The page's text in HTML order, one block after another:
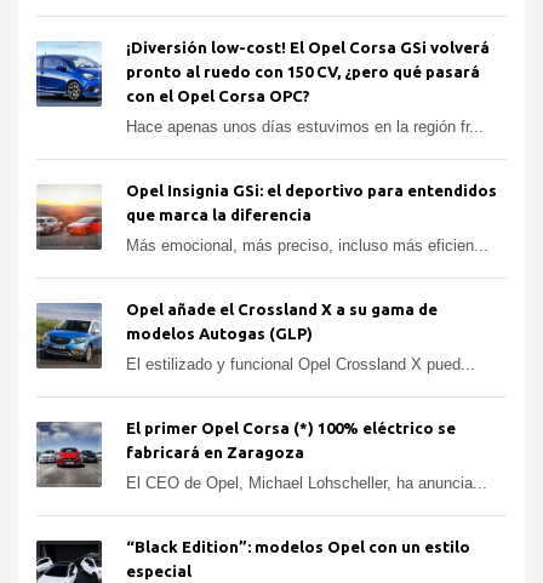
¡Diversión low-cost! El Opel Corsa GSi volverá
pronto al ruedo con 150 CV, ¿pero qué pasará
con el Opel Corsa OPC?
Hace apenas unos días estuvimos en la región fr...
Opel Insignia GSi: el deportivo para entendidos
que marca la diferencia
Más emocional, más preciso, incluso más eficien...
Opel añade el Crossland X a su gama de
modelos Autogas (GLP)
El estilizado y funcional Opel Crossland X pued...
El primer Opel Corsa (*) 100% eléctrico se
fabricará en Zaragoza
El CEO de Opel, Michael Lohscheller, ha anuncia...
“Black Edition”: modelos Opel con un estilo
especial